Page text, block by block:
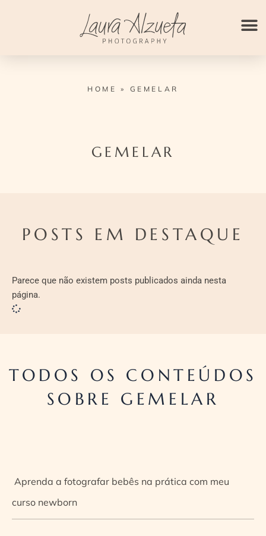
HOME » GEMELAR
GEMELAR
POSTS EM DESTAQUE
Parece que não existem posts publicados ainda nesta
página.
TODOS OS CONTEÚDOS
SOBRE GEMELAR
Aprenda a fotografar bebês na prática com meu
curso newborn